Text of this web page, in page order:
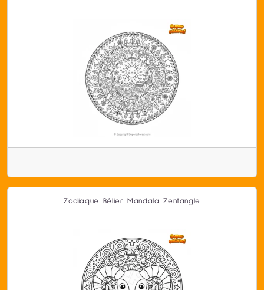
Zodiaque Bélier Mandala Zentangle